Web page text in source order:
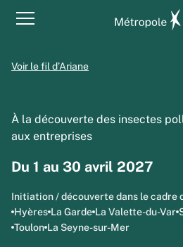
Menu principal
Voir le fil d’Ariane
À la découverte des insectes
aux entreprises
Du 1 au 30 avril 2027
Initiation / découverte dans le cadre
Hyères La Garde La Valette-du-Var
Toulon La Seyne-sur-Mer